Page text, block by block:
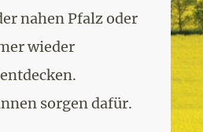
nahen Pfalz oder
wieder
sorgen dafür.